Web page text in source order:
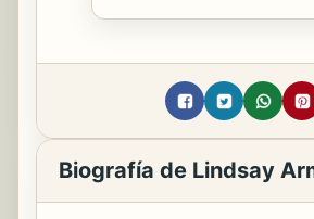
Biografía de Lindsay